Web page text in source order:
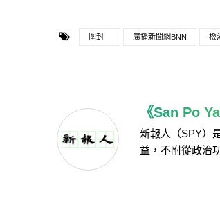
圍封 廣播新聞網BNN 檢
《San Po
新報人（SPY）
益，不附從政治